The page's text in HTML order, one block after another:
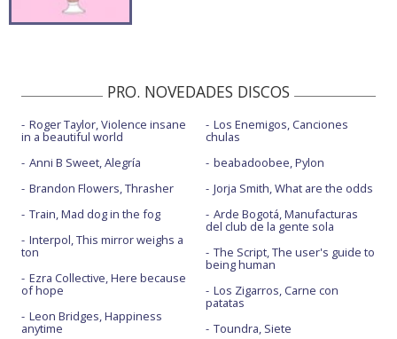
PRO. NOVEDADES DISCOS
Roger Taylor, Violence insane
in a beautiful world
Anni B Sweet, Alegría
Brandon Flowers, Thrasher
Train, Mad dog in the fog
Interpol, This mirror weighs a
ton
Ezra Collective, Here because
of hope
Leon Bridges, Happiness
anytime
Los Enemigos, Canciones
chulas
beabadoobee, Pylon
Jorja Smith, What are the odds
Arde Bogotá, Manufacturas
del club de la gente sola
The Script, The user's guide to
being human
Los Zigarros, Carne con
patatas
Toundra, Siete